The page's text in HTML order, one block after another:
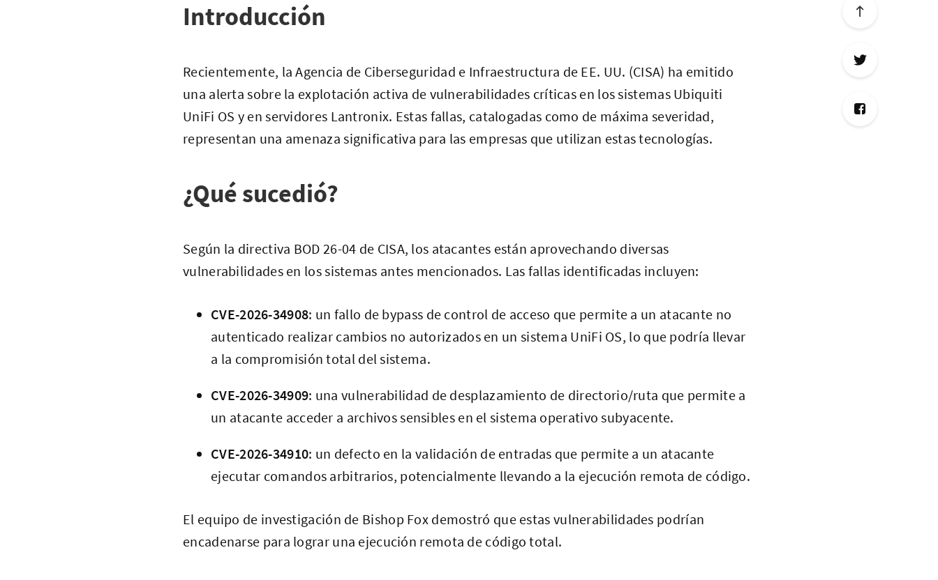
Introducción
Recientemente, la Agencia de Ciberseguridad e Infraestructura de EE. UU. (CISA) ha emitido
una alerta sobre la explotación activa de vulnerabilidades críticas en los sistemas Ubiquiti
UniFi OS y en servidores Lantronix. Estas fallas, catalogadas como de máxima severidad,
representan una amenaza significativa para las empresas que utilizan estas tecnologías.
¿Qué sucedió?
Según la directiva BOD 26-04 de CISA, los atacantes están aprovechando diversas
vulnerabilidades en los sistemas antes mencionados. Las fallas identificadas incluyen:
CVE-2026-34908: un fallo de bypass de control de acceso que permite a un atacante no
autenticado realizar cambios no autorizados en un sistema UniFi OS, lo que podría llevar
a la compromisión total del sistema.
CVE-2026-34909: una vulnerabilidad de desplazamiento de directorio/ruta que permite a
un atacante acceder a archivos sensibles en el sistema operativo subyacente.
CVE-2026-34910: un defecto en la validación de entradas que permite a un atacante
ejecutar comandos arbitrarios, potencialmente llevando a la ejecución remota de código.
El equipo de investigación de Bishop Fox demostró que estas vulnerabilidades podrían
encadenarse para lograr una ejecución remota de código total.